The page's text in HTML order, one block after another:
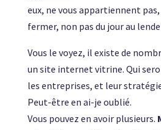
eux, ne vous appartiennent
fermer, non pas du jour au
Vous le voyez, il existe de
un site internet vitrine. Qui
les entreprises, et leur
Peut-être en ai-je oublié.
Vous pouvez en avoir plusieurs.